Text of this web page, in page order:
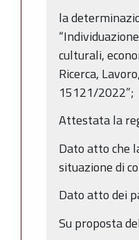
la
culturali,
Ricerca,
15121/2022”;
Attestata la
Dato atto che
situazione di
Dato atto dei
Su proposta